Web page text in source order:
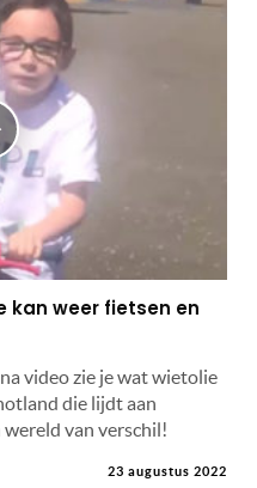
kan weer fietsen en
video zie je wat wietolie
die lijdt aan
van verschil!
23 augustus 2022